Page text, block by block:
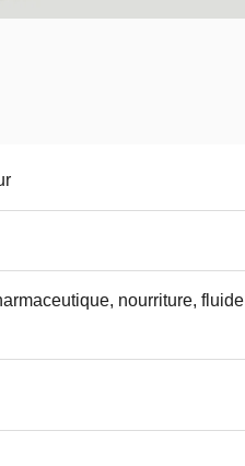
nourriture, fluide